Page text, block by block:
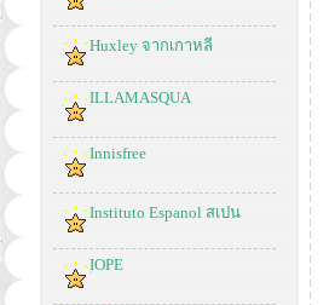
Huxley จากเกาหลี
ILLAMASQUA
Innisfree
Instituto Espanol สเปน
IOPE